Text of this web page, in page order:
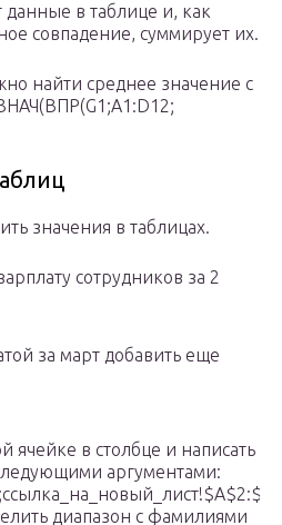
в таблице и, как
совпадение, суммирует их.
найти среднее значение с
значения в таблицах.
сотрудников за 2
за март добавить еще
ячейке в столбце и написать
аргументами:
диапазон с фамилиями